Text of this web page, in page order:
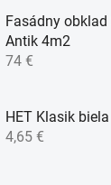
Fasádny obklad
Antik 4m2
74 €
HET Klasik biela
4,65 €